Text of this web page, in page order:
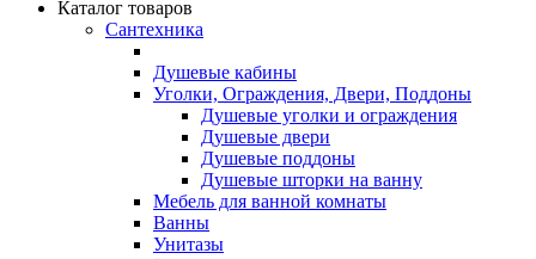
Каталог товаров
Сантехника
Душевые кабины
Уголки, Ограждения, Двери, Поддоны
Душевые уголки и ограждения
Душевые двери
Душевые поддоны
Душевые шторки на ванну
Мебель для ванной комнаты
Ванны
Унитазы